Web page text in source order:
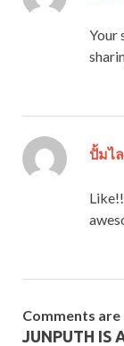
Your
ปั้มไ
Comments are
JUNPUTH IS